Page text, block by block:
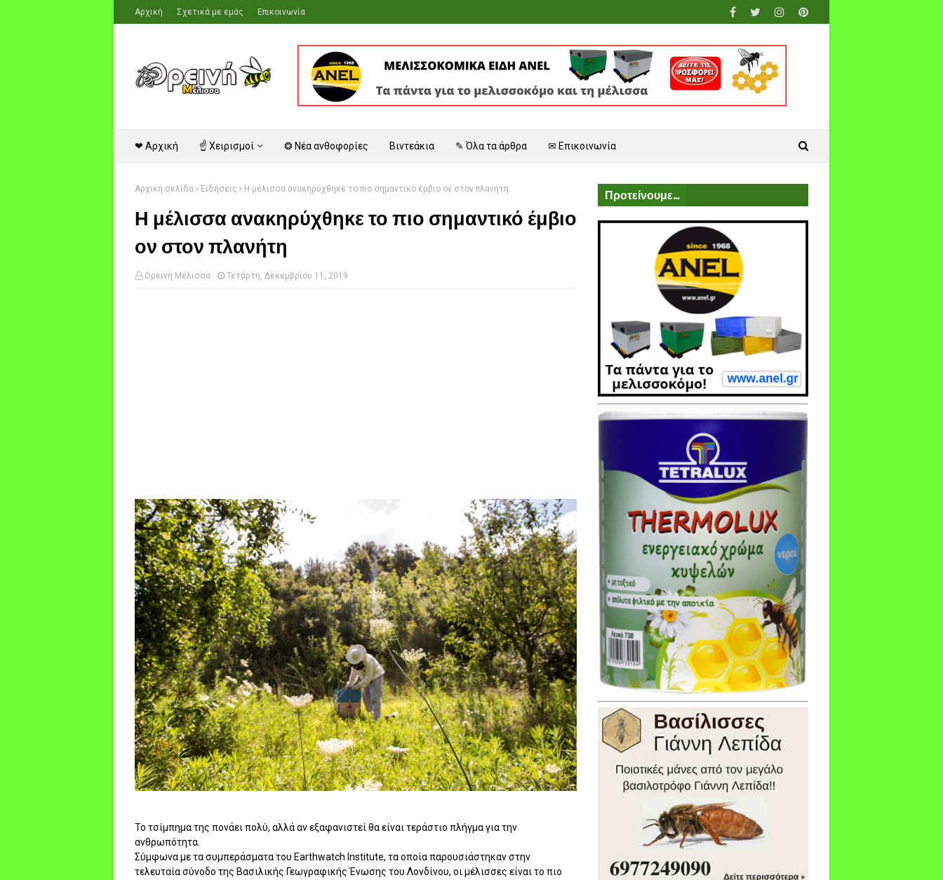
Αρχική Σχετικά με εμάς Επικοινωνία
❤ Αρχική ☝ Χειρισμοί ❂ Νέα ανθοφορίες Βιντεάκια ✎ Όλα τα άρθρα ✉ Επικοινωνία
Αρχική σελίδα Ειδήσεις Η μέλισσα ανακηρύχθηκε το πιο σημαντικό έμβιο ον στον πλανήτη
Η μέλισσα ανακηρύχθηκε το πιο σημαντικό έμβιο
ον στον πλανήτη
Ορεινή Μέλισσα Τετάρτη, Δεκεμβρίου 11, 2019
Το τσίμπημα της πονάει πολύ, αλλά αν εξαφανιστεί θα είναι τεράστιο πλήγμα για την
ανθρωπότητα.
Σύμφωνα με τα συμπεράσματα του Earthwatch Institute, τα οποία παρουσιάστηκαν στην
τελευταία σύνοδο της Βασιλικής Γεωγραφικής Ένωσης του Λονδίνου, οι μέλισσες είναι το πιο
Προτείνουμε...